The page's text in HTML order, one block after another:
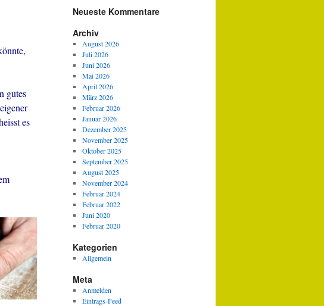
gutes
es
Neueste Kommentare
Archiv
August 2026
Juli 2026
Juni 2026
Mai 2026
April 2026
März 2026
Februar 2026
Januar 2026
Dezember 2025
November 2025
Oktober 2025
September 2025
August 2025
November 2024
Februar 2024
Februar 2022
Juni 2020
Februar 2020
Kategorien
Allgemein
Meta
Anmelden
Eintrags-Feed